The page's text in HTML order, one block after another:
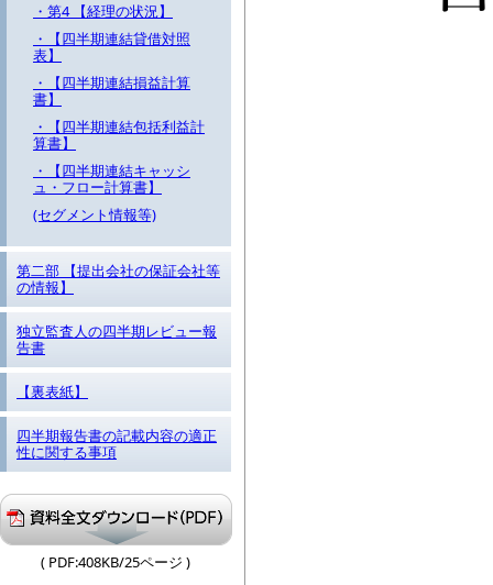
・第4 【経理の状況】
・【四半期連結貸借対照
表】
・【四半期連結損益計算
書】
・【四半期連結包括利益計
算書】
・【四半期連結キャッシ
ュ・フロー計算書】
(セグメント情報等)
第二部 【提出会社の保証会社等
の情報】
独立監査人の四半期レビュー報
告書
【裏表紙】
四半期報告書の記載内容の適正
性に関する事項
( PDF:408KB/25ページ )